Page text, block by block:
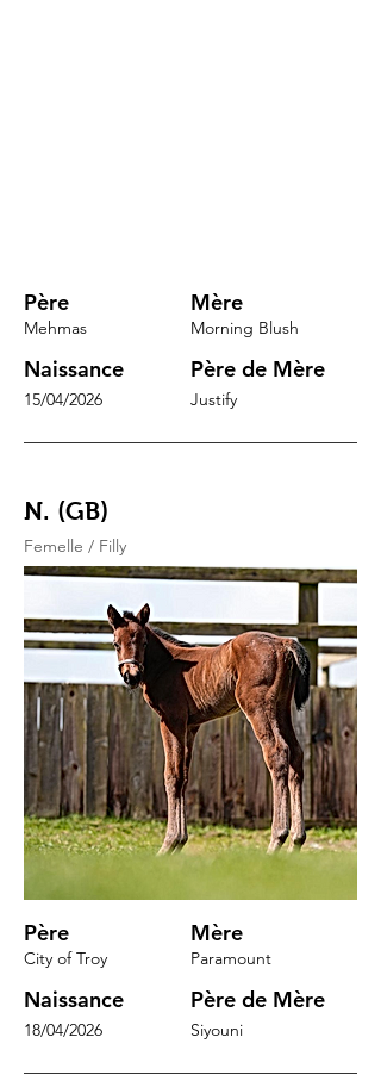
Père
Mehmas
Naissance
15/04/2026
Mère
Morning Blush
Père de Mère
Justify
N. (GB)
Femelle / Filly
Père
City of Troy
Naissance
18/04/2026
Mère
Paramount
Père de Mère
Siyouni